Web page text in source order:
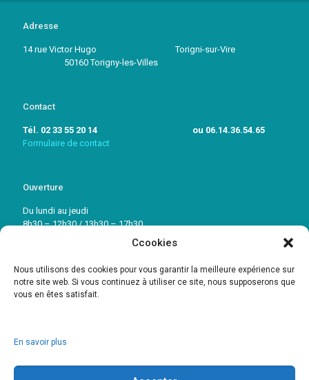
Ccookies
Nous utilisons des cookies pour vous garantir la meilleure expérience sur
notre site web. Si vous continuez à utiliser ce site, nous supposerons que
vous en êtes satisfait.
En savoir plus
Adresse
14 rue Victor Hugo Torigni-sur-Vire
50160 Torigny-les-Villes
Contact
Tél. 02 33 55 20 14 ou 06.14.36.54.65
Formulaire de contact
Ouverture
Du lundi au jeudi
8h30 – 12h30 / 13h30 – 17h30
Vendredi: 8h30 – 12h30 / 13h30 – 16h30